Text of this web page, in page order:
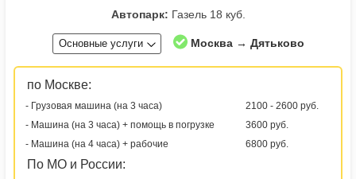
Автопарк: Газель 18 куб.
Основные услуги Москва → Дятьково
по Москве:
- Грузовая машина (на 3 часа)
2100 - 2600 руб.
- Машина (на 3 часа) + помощь в погрузке
3600 руб.
- Машина (на 4 часа) + рабочие
6800 руб.
По МО и России: